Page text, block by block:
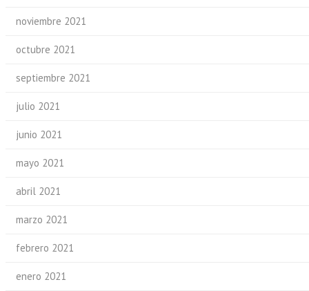
noviembre 2021
octubre 2021
septiembre 2021
julio 2021
junio 2021
mayo 2021
abril 2021
marzo 2021
febrero 2021
enero 2021